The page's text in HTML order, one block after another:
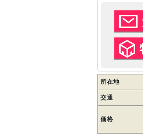
所在地
交通
価格